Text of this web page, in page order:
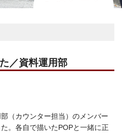
／資料運用部
（カウンター担当）のメンバー
。各自で描いたPOPと一緒に正